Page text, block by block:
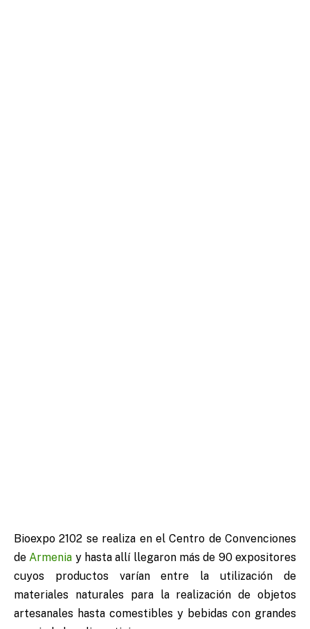
Bioexpo 2102 se realiza en el Centro de Convenciones
deArmenia y hasta allí llegaron más de 90 expositores
cuyos productos varían entre la utilización de
materiales naturales para la realización de objetos
artesanales hasta comestibles y bebidas con grandes